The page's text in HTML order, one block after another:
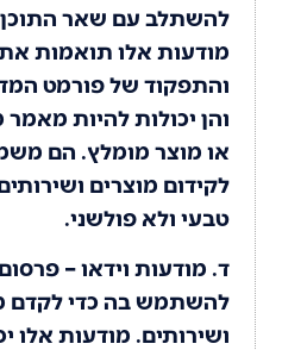
להשתלב עם שאר התוכן
מודעות אלו תואמות
והתפקוד של פורמט
והן יכולות להיות
או מוצר מומלץ. הם
לקידום מוצרים
טבעי ולא פולשני.
ד. מודעות וידאו –
להשתמש בה כדי לקדם
ושירותים. מודעות אלו